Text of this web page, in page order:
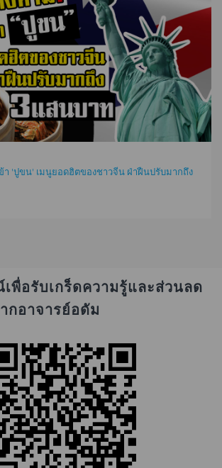
า 'ปูขน' เมนูยอดฮิตของชาวจีน ฝ่าฝืนปรับมากถึง
พื่อรับเกร็ดความรู้และส่วนลด
กอาจารย์อดัม